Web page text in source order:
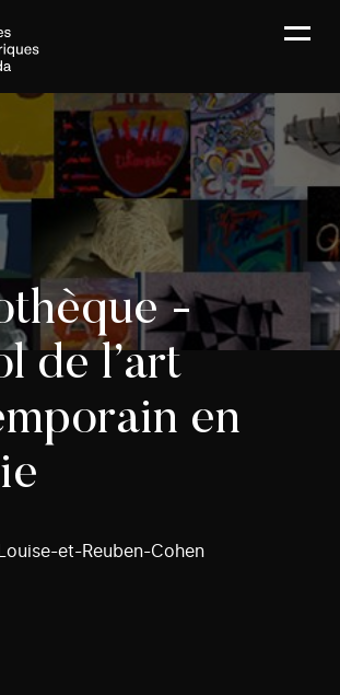
-
de l’art
en
et-Reuben-Cohen